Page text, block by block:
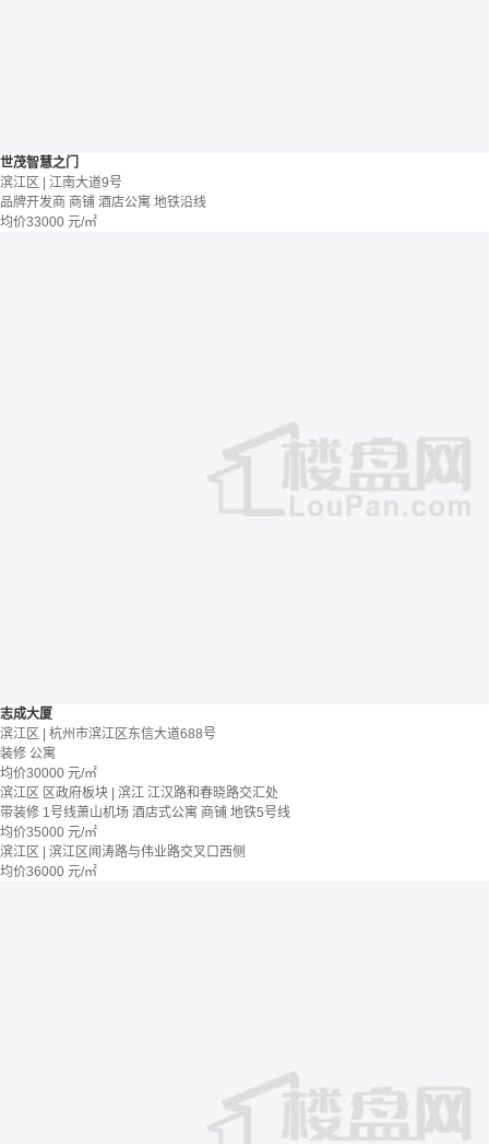
世茂智慧之门
滨江区 | 江南大道9号
品牌开发商 商铺 酒店公寓 地铁沿线
均价33000 元/㎡
志成大厦
滨江区 | 杭州市滨江区东信大道688号
装修 公寓
均价30000 元/㎡
滨江区 区政府板块 | 滨江 江汉路和春晓路交汇处
带装修 1号线萧山机场 酒店式公寓 商铺 地铁5号线
均价35000 元/㎡
滨江区 | 滨江区闻涛路与伟业路交叉口西侧
均价36000 元/㎡